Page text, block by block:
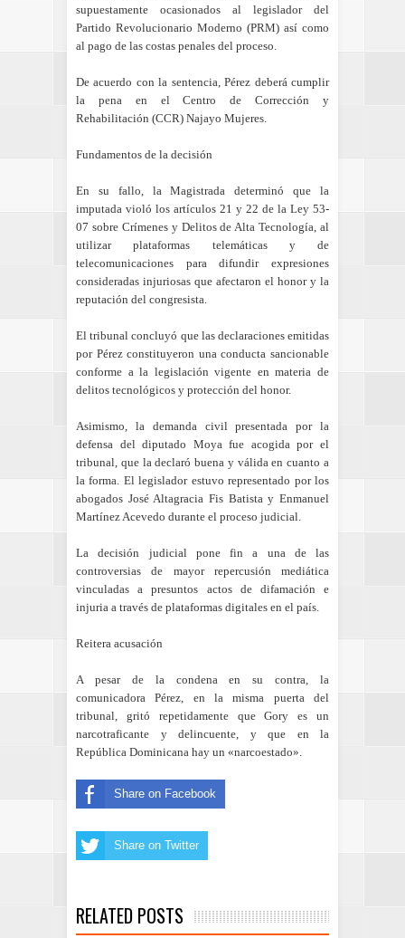
supuestamente ocasionados al legislador del
Partido Revolucionario Moderno (PRM) así como
al pago de las costas penales del proceso.
De acuerdo con la sentencia, Pérez deberá cumplir
la pena en el Centro de Corrección y
Rehabilitación (CCR) Najayo Mujeres.
Fundamentos de la decisión
En su fallo, la Magistrada determinó que la
imputada violó los artículos 21 y 22 de la Ley 53-
07 sobre Crímenes y Delitos de Alta Tecnología, al
utilizar plataformas telemáticas y de
telecomunicaciones para difundir expresiones
consideradas injuriosas que afectaron el honor y la
reputación del congresista.
El tribunal concluyó que las declaraciones emitidas
por Pérez constituyeron una conducta sancionable
conforme a la legislación vigente en materia de
delitos tecnológicos y protección del honor.
Asimismo, la demanda civil presentada por la
defensa del diputado Moya fue acogida por el
tribunal, que la declaró buena y válida en cuanto a
la forma. El legislador estuvo representado por los
abogados José Altagracia Fis Batista y Enmanuel
Martínez Acevedo durante el proceso judicial.
La decisión judicial pone fin a una de las
controversias de mayor repercusión mediática
vinculadas a presuntos actos de difamación e
injuria a través de plataformas digitales en el país.
Reitera acusación
A pesar de la condena en su contra, la
comunicadora Pérez, en la misma puerta del
tribunal, gritó repetidamente que Gory es un
narcotraficante y delincuente, y que en la
República Dominicana hay un «narcoestado».
Share on Facebook
Share on Twitter
RELATED POSTS